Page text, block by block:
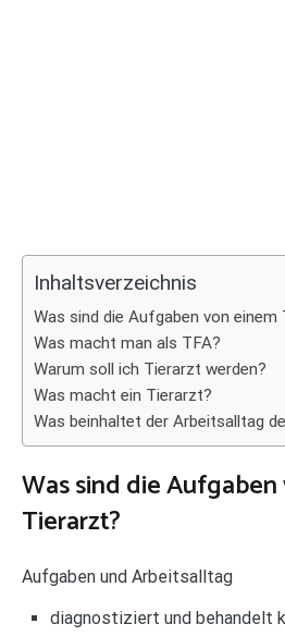
Inhaltsverzeichnis
Was sind die Aufgaben von einem
Was macht man als TFA?
Warum soll ich Tierarzt werden?
Was macht ein Tierarzt?
Was beinhaltet der Arbeitsalltag
Was sind die
Tierarzt?
Aufgaben und Arbeitsalltag
diagnostiziert und behandelt